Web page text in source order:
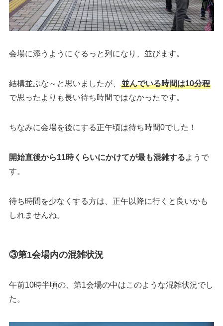
会場に添うようにぐるっと列になり、並びます。
結構並ぶな～と思いましたが、
並んでいる時間は10分程
で思ったよりも長い待ち時間ではなかったです。
ちなみに会場を後にする正午頃は待ち時間0でした！
開始直後から11時くらいにかけてが最も混雑するようで
す。
待ち時間を少なくする方は、正午以降に行くと良いかも
しれませんね。
③第1会場内の混雑状況
午前10時半頃の、第1会場の中はこのような混雑状況でし
た。